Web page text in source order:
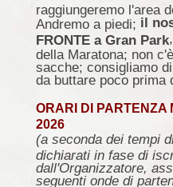
raggiungeremo l'area
Andremo a piedi; il
FRONTE a Gran Park
della Maratona; non
sacche; consigliamo
da buttare poco prima
ORARI DI PARTENZA
2026
(a seconda dei tempi
dichiarati in fase di
dall'Organizzatore,
seguenti onde di